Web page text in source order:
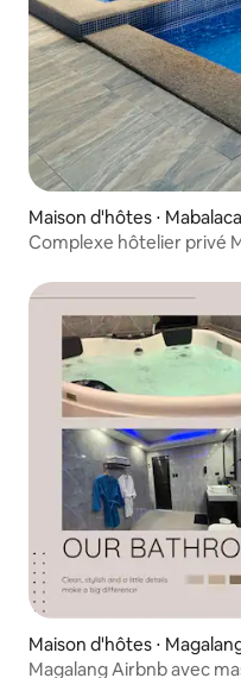
Maison d'hôtes ⋅
Complexe hôtelier privé
Maison d'hôtes ⋅
Magalang Airbnb avec